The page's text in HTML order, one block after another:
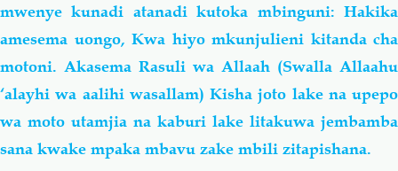
mwenye kunadi atanadi kutoka mbinguni: Hakika
amesema uongo, Kwa hiyo mkunjulieni kitanda cha
motoni. Akasema Rasuli wa Allaah (Swalla Allaahu
‘alayhi wa aalihi wasallam) Kisha joto lake na upepo
wa moto utamjia na kaburi lake litakuwa jembamba
sana kwake mpaka mbavu zake mbili zitapishana.